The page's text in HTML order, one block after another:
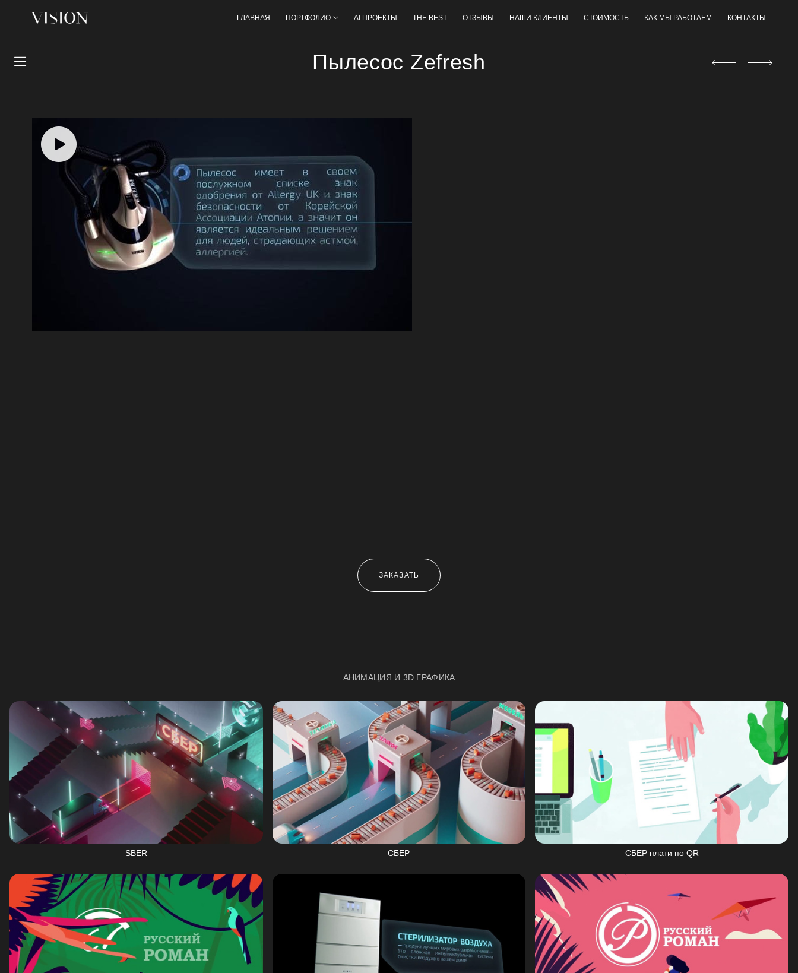
ГЛАВНАЯ ПОРТФОЛИО AI ПРОЕКТЫ THE BEST ОТЗЫВЫ НАШИ КЛИЕНТЫ СТОИМОСТЬ КАК МЫ РАБОТАЕМ КОНТАКТЫ
Пылесос Zefresh
ЗАКАЗАТЬ
АНИМАЦИЯ И 3D ГРАФИКА
SBER СБЕР СБЕР плати по QR